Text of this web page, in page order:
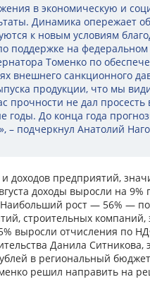
в экономическую и
Динамика опережает
к новым условиям
поддержке на федеральном
Томенко по
внешнего санкционного
продукции, что мы
прочности не дал просесть
годы. До конца года
– подчеркнул Анатолий
и доходов предприятий,
доходы выросли на
рост — 56% —
строительных компаний,
выросли отчисления по
Данила Ситникова,
в региональный
решил направить на